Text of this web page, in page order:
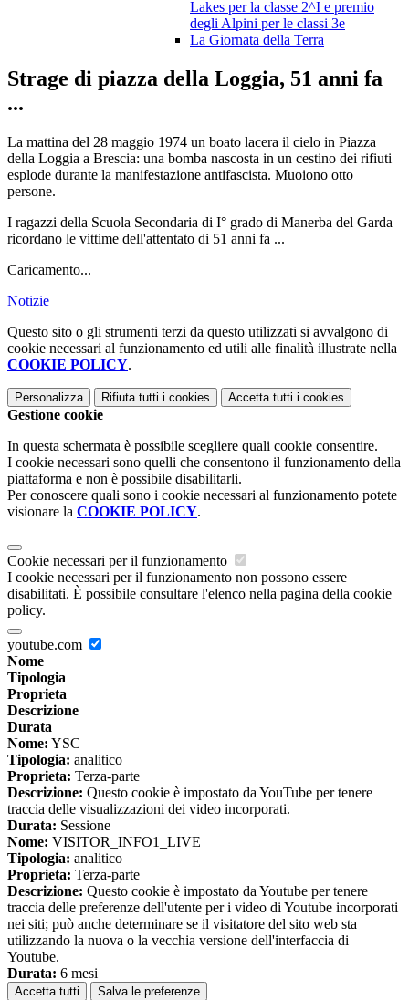
Lakes per la classe 2^I e premio
degli Alpini per le classi 3e
La Giornata della Terra
Strage di piazza della Loggia, 51 anni fa
...
La mattina del 28 maggio 1974 un boato lacera il cielo in Piazza
della Loggia a Brescia: una bomba nascosta in un cestino dei rifiuti
esplode durante la manifestazione antifascista. Muoiono otto
persone.
I ragazzi della Scuola Secondaria di I° grado di Manerba del Garda
ricordano le vittime dell'attentato di 51 anni fa ...
Caricamento...
Notizie
Questo sito o gli strumenti terzi da questo utilizzati si avvalgono di
cookie necessari al funzionamento ed utili alle finalità illustrate nella
COOKIE POLICY.
Personalizza Rifiuta tutti i cookies Accetta tutti i cookies
Gestione cookie
In questa schermata è possibile scegliere quali cookie consentire.
I cookie necessari sono quelli che consentono il funzionamento della
piattaforma e non è possibile disabilitarli.
Per conoscere quali sono i cookie necessari al funzionamento potete
visionare la COOKIE POLICY.
Cookie necessari per il funzionamento
I cookie necessari per il funzionamento non possono essere
disabilitati. È possibile consultare l'elenco nella pagina della cookie
policy.
youtube.com
Nome
Tipologia
Proprieta
Descrizione
Durata
Nome: YSC
Tipologia: analitico
Proprieta: Terza-parte
Descrizione: Questo cookie è impostato da YouTube per tenere
traccia delle visualizzazioni dei video incorporati.
Durata: Sessione
Nome: VISITOR_INFO1_LIVE
Tipologia: analitico
Proprieta: Terza-parte
Descrizione: Questo cookie è impostato da Youtube per tenere
traccia delle preferenze dell'utente per i video di Youtube incorporati
nei siti; può anche determinare se il visitatore del sito web sta
utilizzando la nuova o la vecchia versione dell'interfaccia di
Youtube.
Durata: 6 mesi
Accetta tutti Salva le preferenze